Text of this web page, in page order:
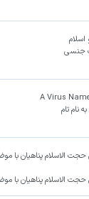
اسلام
جنسی
A Virus
نام تام
حجت الاسلام پناهیان با
حجت الاسلام پناهیان با